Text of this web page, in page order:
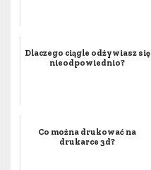
Dlaczego ciągle odżywiasz się
nieodpowiednio?
Co można drukować na
drukarce 3d?